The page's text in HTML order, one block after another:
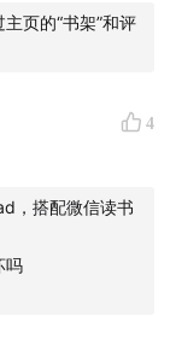
页的“书架”和评
4
，搭配微信读书
吗